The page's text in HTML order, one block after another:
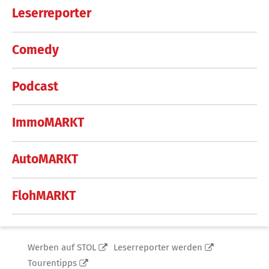
Leserreporter
Comedy
Podcast
ImmoMARKT
AutoMARKT
FlohMARKT
Werben auf STOL
Leserreporter werden
Tourentipps